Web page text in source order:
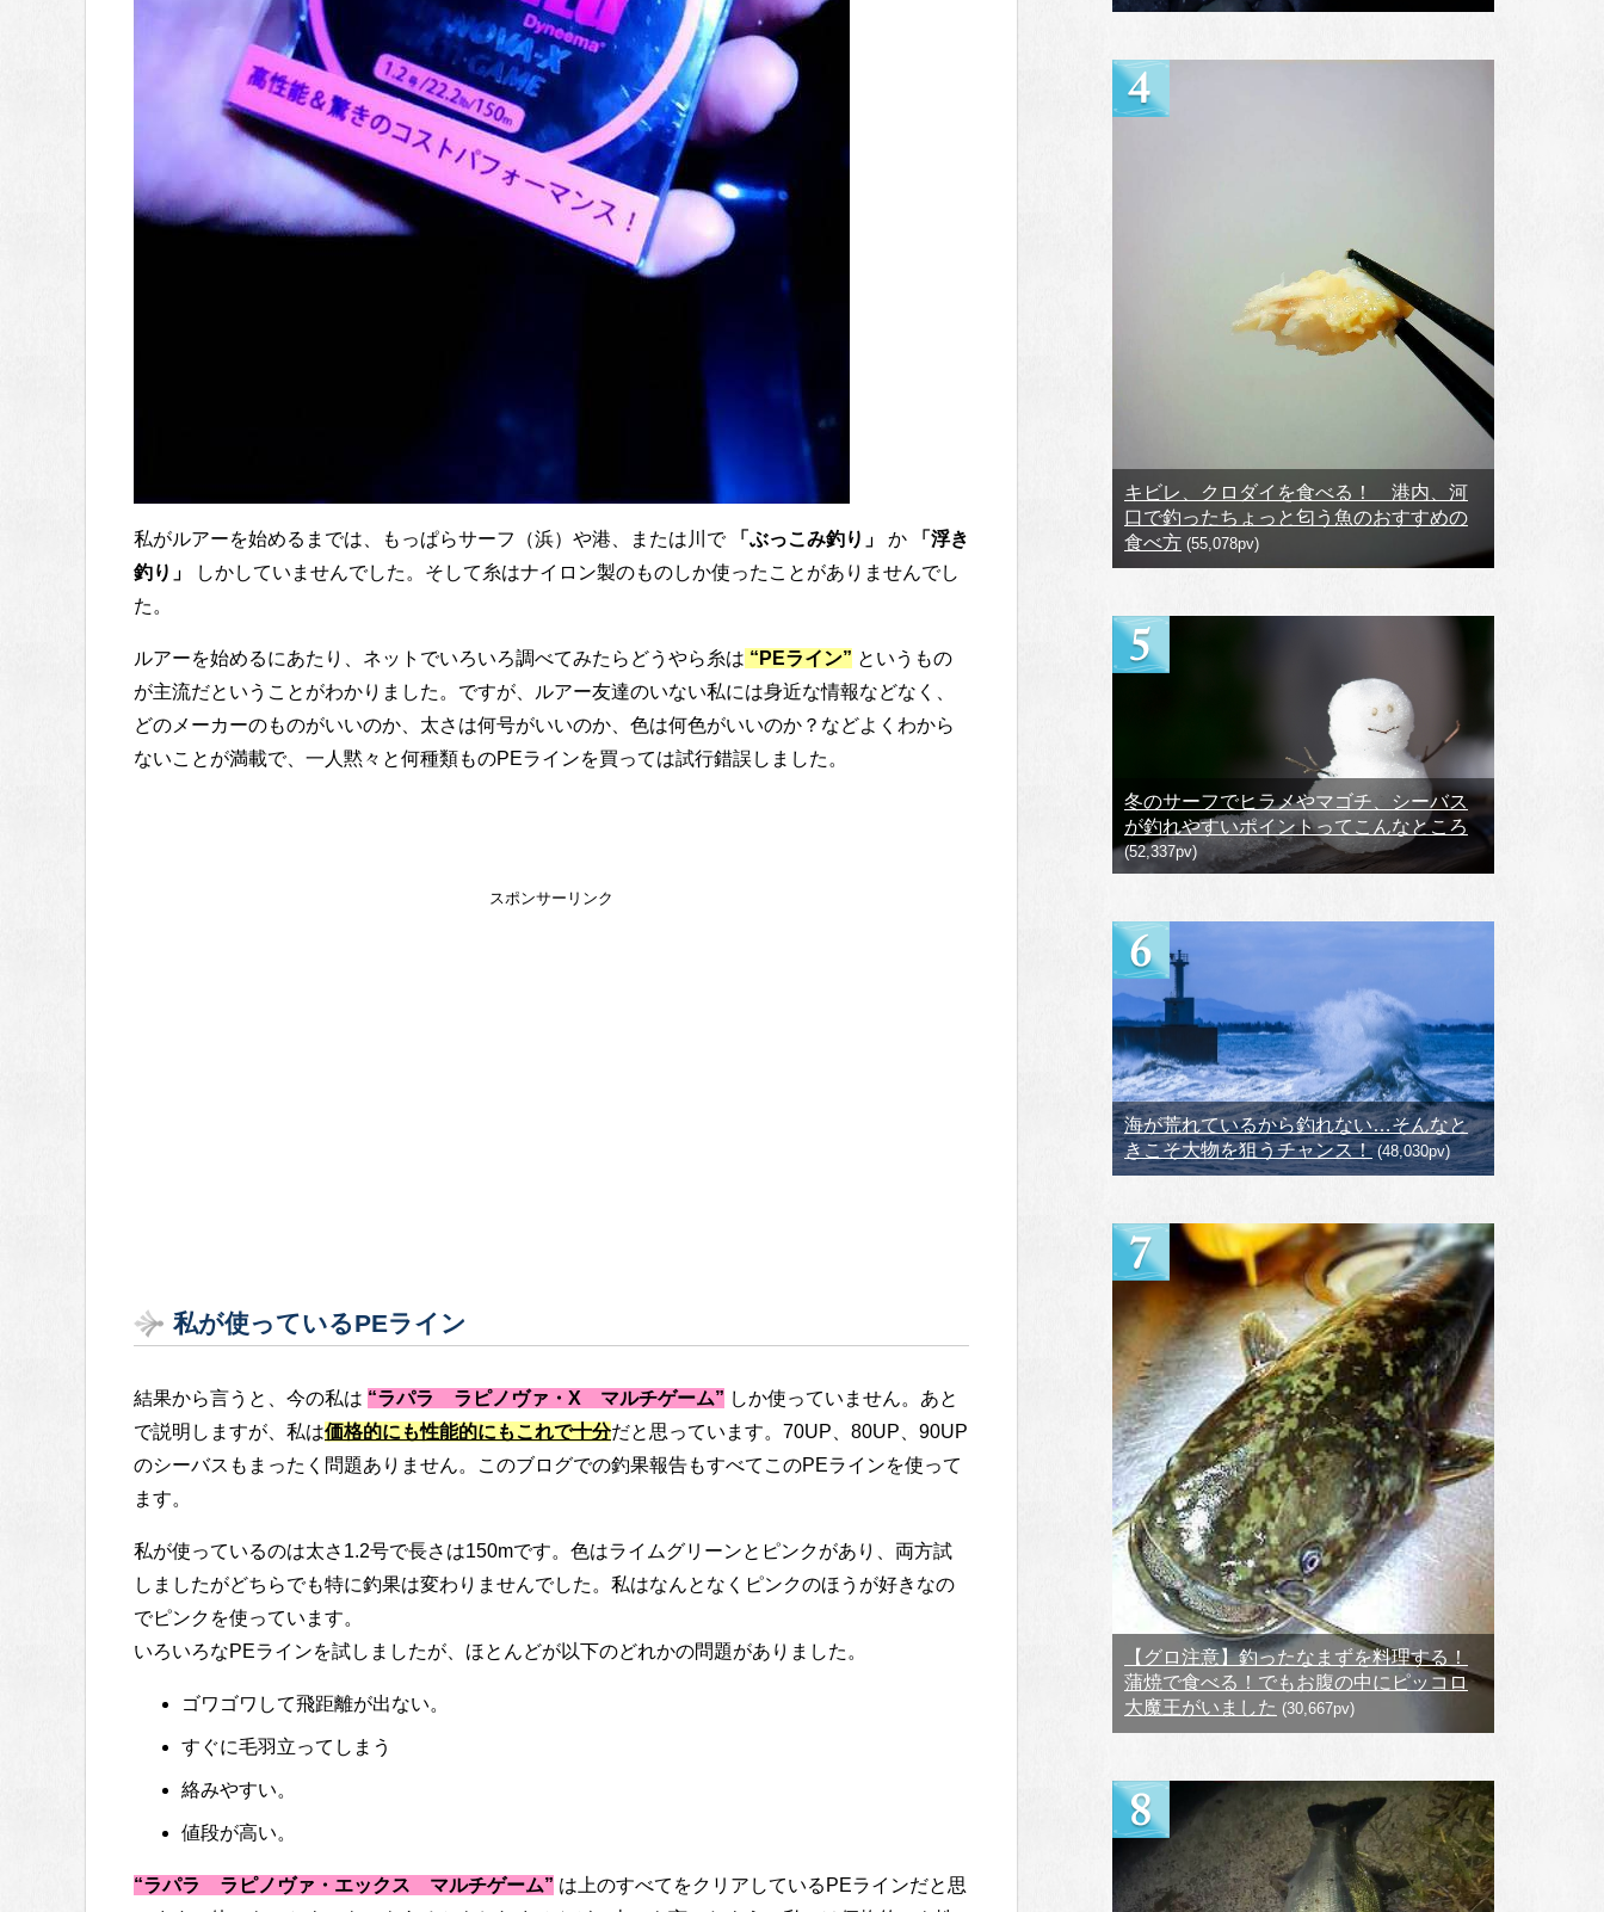
私がルアーを始めるまでは、もっぱらサーフ（浜）や港、または川で 「ぶっこみ釣り」 か
「浮き
釣り」
しかしていませんでした。そして糸はナイロン製のものしか使ったことがありませんでし
た。
ルアーを始めるにあたり、ネットでいろいろ調べてみたらどうやら糸は “PEライン” というもの
が主流だということがわかりました。ですが、ルアー友達のいない私には身近な情報などなく、
どのメーカーのものがいいのか、太さは何号がいいのか、色は何色がいいのか？などよくわから
ないことが満載で、一人黙々と何種類ものPEラインを買っては試行錯誤しました。
スポンサーリンク
私が使っているPEライン
結果から言うと、今の私は “ラパラ ラピノヴァ・X マルチゲーム” しか使っていません。あと
で説明しますが、私は価格的にも性能的にもこれで十分だと思っています。70UP、80UP、90UP
のシーバスもまったく問題ありません。このブログでの釣果報告もすべてこのPEラインを使って
ます。
私が使っているのは太さ1.2号で長さは150mです。色はライムグリーンとピンクがあり、両方試
しましたがどちらでも特に釣果は変わりませんでした。私はなんとなくピンクのほうが好きなの
でピンクを使っています。
いろいろなPEラインを試しましたが、ほとんどが以下のどれかの問題がありました。
ゴワゴワして飛距離が出ない。
すぐに毛羽立ってしまう
絡みやすい。
値段が高い。
“ラパラ ラピノヴァ・エックス マルチゲーム” は上のすべてをクリアしているPEラインだと思
キビレ、クロダイを食べる！ 港内、河
口で釣ったちょっと匂う魚のおすすめの
食べ方 (55,078pv)
冬のサーフでヒラメやマゴチ、シーバス
が釣れやすいポイントってこんなところ
(52,337pv)
海が荒れているから釣れない…そんなと
きこそ大物を狙うチャンス！(48,030pv)
【グロ注意】釣ったなまずを料理する！
蒲焼で食べる！でもお腹の中にピッコロ
大魔王がいました (30,667pv)